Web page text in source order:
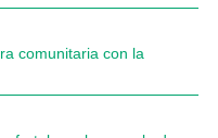
comunitaria con la